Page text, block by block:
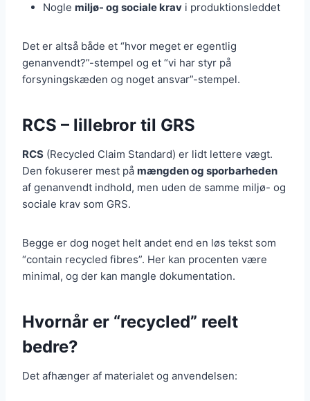
Nogle miljø- og sociale krav i produktionsleddet
Det er altså både et “hvor meget er egentlig
genanvendt?”-stempel og et “vi har styr på
forsyningskæden og noget ansvar”-stempel.
RCS – lillebror til GRS
RCS (Recycled Claim Standard) er lidt lettere vægt.
Den fokuserer mest på mængden og sporbarheden
af genanvendt indhold, men uden de samme miljø- og
sociale krav som GRS.
Begge er dog noget helt andet end en løs tekst som
“contain recycled fibres”. Her kan procenten være
minimal, og der kan mangle dokumentation.
Hvornår er “recycled” reelt
bedre?
Det afhænger af materialet og anvendelsen: